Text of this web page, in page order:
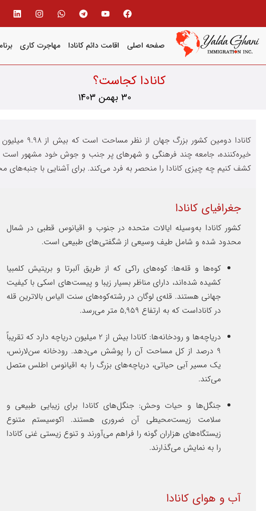
صفحه اصلی اقامت دائم کانادا مهاجرت کاری
کانادا کجاست؟
30 بهمن 1403
کانادا
خیره‌کننده، جامعه چند فرهنگی و شهرهای پر جنب و جوش خود مشهور است و
کشف کنیم چه چیزی کانادا را منحصر به فرد می‌کند. برای آشنایی با جنبه‌های
جغرافیای کانادا
کشور کانادا به‌وسیله ایالات متحده در جنوب و اقیانوس قطبی در شمال
محدود شده و شامل طیف وسیعی از شگفتی‌های طبیعی است.
کوه‌ها و قله‌ها: کوه‌های راکی که از طریق آلبرتا و بریتیش کلمبیا
کشیده شده‌اند، دارای مناظر بسیار زیبا و پیست‌های اسکی با کیفیت
جهانی هستند. قله‌ی لوگان در رشته‌کوه‌های سنت الیاس بالاترین قله
در کاناداست که به ارتفاع 5,959 متر می‌رسد.
دریاچه‌ها و رودخانه‌ها: کانادا بیش از 2 میلیون دریاچه دارد که تقریباً
9 درصد از کل مساحت آن را پوشش می‌دهد. رودخانه سن‌لارنس،
یک مسیر آبی حیاتی، دریاچه‌های بزرگ را به اقیانوس اطلس متصل
می‌کند.
جنگل‌ها و حیات وحش: جنگل‌های کانادا برای زیبایی طبیعی و
سلامت زیست‌محیطی آن ضروری هستند. اکوسیستم‌ متنوع
زیستگاه‌های هزاران گونه را فراهم می‌آورند و تنوع زیستی غنی کانادا
را به نمایش می‌گذارند.
آب و هوای کانادا